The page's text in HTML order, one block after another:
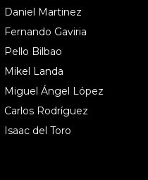
Daniel Martinez
Fernando Gaviria
Pello Bilbao
Mikel Landa
Miguel Ángel López
Carlos Rodríguez
Isaac del Toro